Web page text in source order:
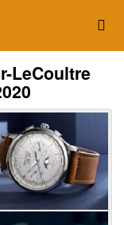
LeCoultre